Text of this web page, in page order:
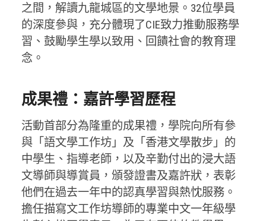
之間，解讀九龍城區的文學地景。32位學員
的深度參與，充分體現了CIE致力推動服務學
習、鼓勵學生學以致用、回饋社會的教育理
念。
成果禮：嘉許學習歷程
活動首部分為隆重的成果禮，學院向所有參
與「語文學工作坊」及「香港文學散步」的
中學生、指導老師，以及辛勤付出的浸大語
文導師與導賞員，頒發證書及嘉許狀，表彰
他們在過去一年中的認真學習與熱忱服務。
擔任描寫文工作坊導師的專業中文一年級學